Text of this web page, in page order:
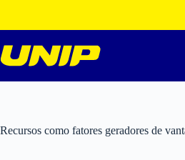
o
conteúdo
Recursos como fatores geradores de